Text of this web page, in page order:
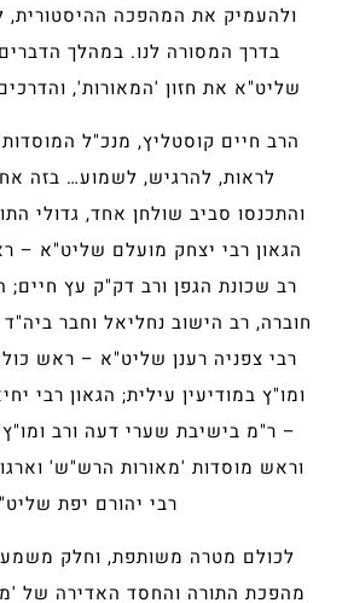
ולהעמיק את המהפכה ההיסטורית,
בדרך המסורה לנו. במהלך
שליט"א את חזון 'המאורות',
הרב חיים קוסטליץ, מנכ"ל
לראות, להרגיש, לשמוע… בזה
והתכנסו סביב שולחן אחד, גדולי
הגאון רבי יצחק מועלם שליט"א –
רב שכונת הגפן ורב דק"ק עץ חיים;
חוברה, רב הישוב נחליאל וחבר ביה"ד
רבי צפניה רענן שליט"א – ראש
ומו"ץ במודיעין עילית; הגאון רבי
– ר"מ בישיבת שערי דעה ורב ומו"ץ
וראש מוסדות 'מאורות הרש"ש'
רבי יהורם יפת
לכולם מטרה משותפת, וחלק
מהפכת התורה והחסד האדירה של